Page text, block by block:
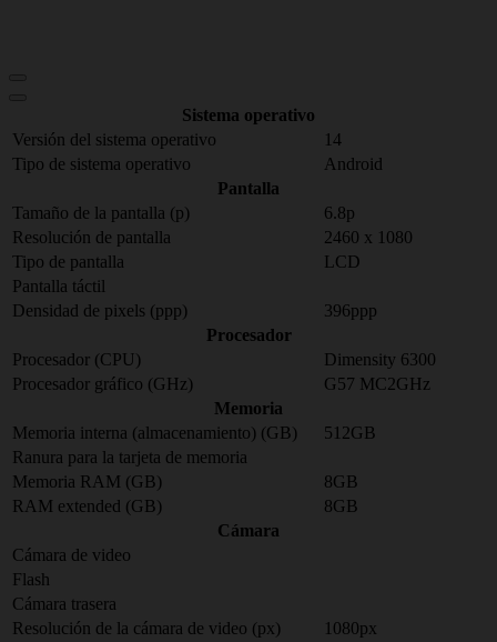
Sistema operativo
Versión del sistema operativo
14
Tipo de sistema operativo
Android
Pantalla
Tamaño de la pantalla (p)
6.8p
Resolución de pantalla
2460 x 1080
Tipo de pantalla
LCD
Pantalla táctil
Densidad de pixels (ppp)
396ppp
Procesador
Procesador (CPU)
Dimensity 6300
Procesador gráfico (GHz)
G57 MC2GHz
Memoria
Memoria interna (almacenamiento) (GB)
512GB
Ranura para la tarjeta de memoria
Memoria RAM (GB)
8GB
RAM extended (GB)
8GB
Cámara
Cámara de video
Flash
Cámara trasera
Resolución de la cámara de video (px)
1080px